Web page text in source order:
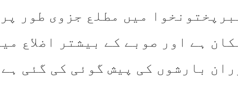
میں مطلع جزوی طور
بارشوں کی پیش گوئی کی گئی